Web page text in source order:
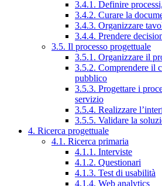
3.4.1. Definire
3.4.2. Curare la
3.4.3. Organizzare
3.4.4. Prendere
3.5. Il processo progettuale
3.5.1. Organizzare il
3.5.2. Comprendere il
pubblico
3.5.3. Progettare i
servizio
3.5.4. Realizzare
3.5.5. Validare la
4. Ricerca progettuale
4.1. Ricerca primaria
4.1.1. Interviste
4.1.2. Questionari
4.1.3. Test di usabilità
4.1.4. Web analytics